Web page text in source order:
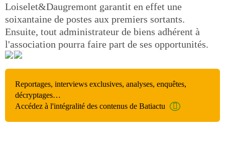
Loiselet&Daugremont garantit en effet une
soixantaine de postes aux premiers sortants.
Ensuite, tout administrateur de biens adhérent à
l'association pourra faire part de ses opportunités.
Reportages, interviews exclusives, analyses, enquêtes,
décryptages…
Accédez à l'intégralité des contenus de Batiactu